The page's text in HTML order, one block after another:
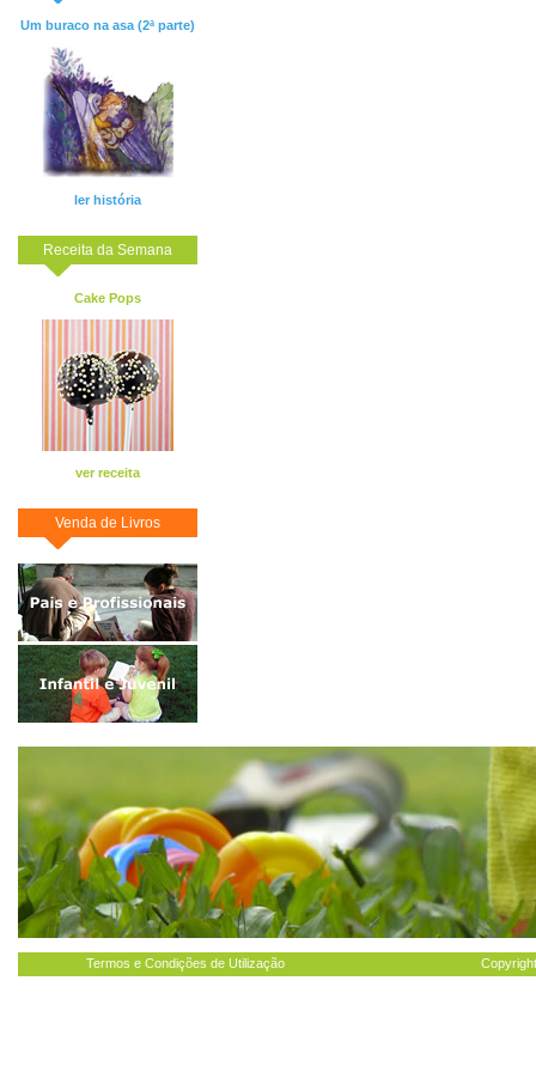
Um buraco na asa (2ª parte)
ler história
Receita da Semana
Cake Pops
ver receita
Venda de Livros
Termos e Condições de Utilização